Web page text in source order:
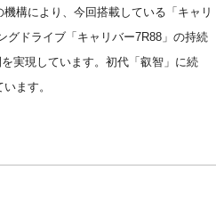
構により、今回搭載している「キャリ
グドライブ「キャリバー7R88」の持続
実現しています。初代「叡智」に続
ます。